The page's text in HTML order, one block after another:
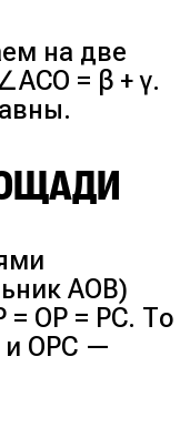
на две
= β + γ.
AOB)
OP = PC. То
и OPC —